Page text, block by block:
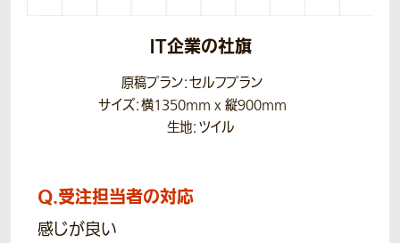
IT企業の社旗
原稿プラン：セルフプラン
サイズ：横1350mm x 縦900mm
生地：ツイル
Q.受注担当者の対応
感じが良い